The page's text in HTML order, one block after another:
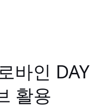
바인 DAY
활용